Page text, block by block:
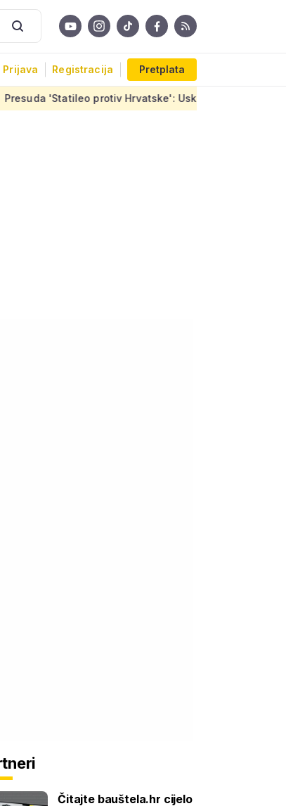
Prijava Registracija Pretplata
protiv Hrvatske': Uskoro završetak stanova u
Čitajte bauštela.hr cijelo